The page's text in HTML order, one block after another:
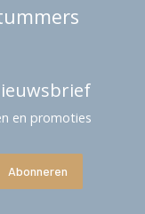
en promoties
Abonneren